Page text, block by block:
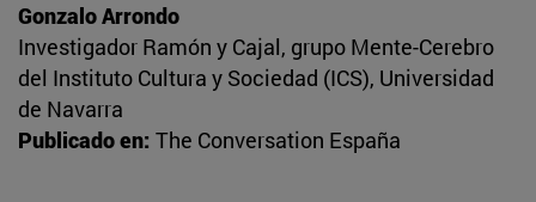
Gonzalo Arrondo
Investigador Ramón y Cajal, grupo Mente-Cerebro
del Instituto Cultura y Sociedad (ICS), Universidad
de Navarra
Publicado en: The Conversation España